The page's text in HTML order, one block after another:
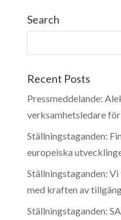
Search
Recent Posts
Pressmeddelande:
verksamhetsledare
Ställningstaganden:
europeiska
Ställningstaganden:
med kraften av
Ställningstaganden: